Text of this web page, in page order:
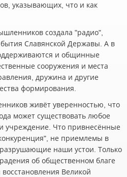
указывающих, что и как
создала "радио",
Славянской Державы. А в
и общинные
сооружения и места
дружина и другие
формирования.
живёт уверенностью, что
может существовать любое
учреждение. Что привнесённые
не приемлемы в
наши устои. Только
об общественном благе
Великой